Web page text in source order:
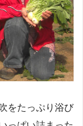
をたっぷり浴び